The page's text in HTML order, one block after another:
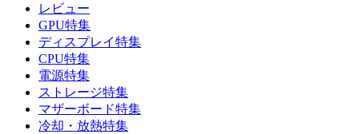
レビュー
GPU特集
ディスプレイ特集
CPU特集
電源特集
ストレージ特集
マザーボード特集
冷却・放熱特集